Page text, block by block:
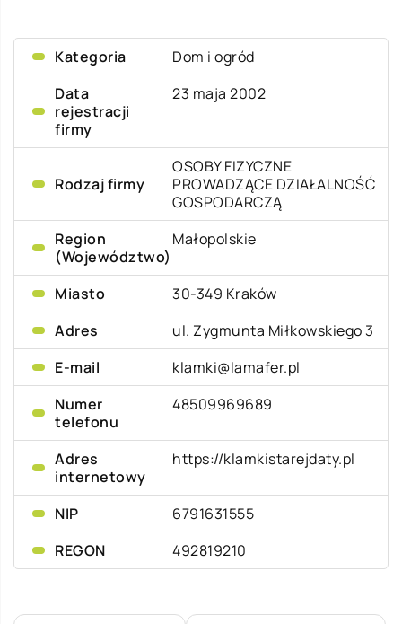
Kategoria
Dom i ogród
Data
rejestracji
firmy
23 maja 2002
Rodzaj firmy
OSOBY FIZYCZNE
PROWADZĄCE DZIAŁALNOŚĆ
GOSPODARCZĄ
Region
(Województwo)
Małopolskie
Miasto
30-349 Kraków
Adres
ul. Zygmunta Miłkowskiego 3
E-mail
klamki@lamafer.pl
Numer
telefonu
48509969689
Adres
internetowy
https://klamkistarejdaty.pl
NIP
6791631555
REGON
492819210